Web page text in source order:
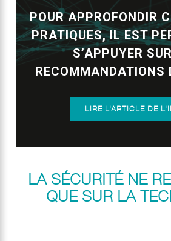
POUR APPROFONDIR
PRATIQUES, IL EST
S’APPUYER
RECOMMANDATIONS
LIRE L'ARTICLE DE
LA SÉCURITÉ NE
QUE SUR LA